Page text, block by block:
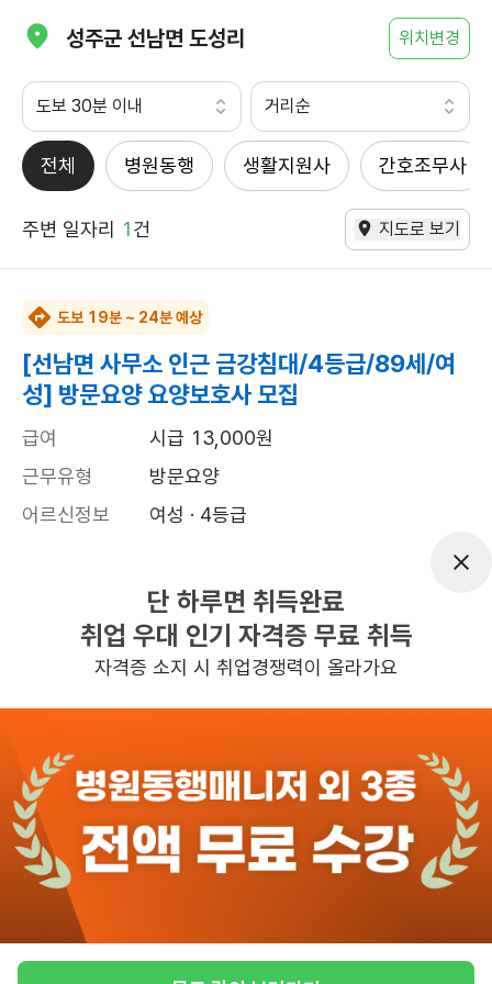
성주군 선남면 도성리 위치변경
도보 30분 이내 거리순
전체 병원동행 생활지원사 간호조무사
주변 일자리 1건 지도로 보기
도보 19분 ~ 24분 예상
[선남면 사무소 인근 금강침대/4등급/89세/여
성] 방문요양 요양보호사 모집
급여
시급 13,000원
근무유형
방문요양
어르신정보
여성 · 4등급
12:30~15:30
높은급여 교통비지원 초보가능
관심 일자리정보 더보기
10일전등록
반경 3KM 이내의 일자리 확인하기
단 하루면 취득완료
취업 우대 인기 자격증 무료 취득
자격증 소지 시 취업경쟁력이 올라가요